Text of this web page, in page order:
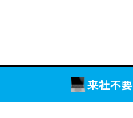
来社不